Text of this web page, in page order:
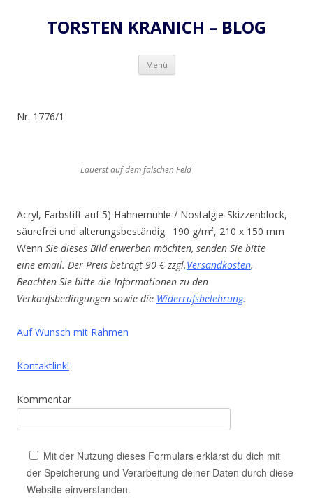
TORSTEN KRANICH – BLOG
Menü Zum
springen
Nr. 1776/1
Lauerst auf dem falschen Feld
Acryl, Farbstift auf 5) Hahnemühle / Nostalgie-Skizzenblock,
säurefrei und alterungsbeständig. 190 g/m², 210 x 150 mm
Wenn Sie dieses Bild erwerben möchten, senden Sie bitte
eine email. Der Preis beträgt 90 € zzgl.Versandkosten.
Beachten Sie bitte die Informationen zu den
Verkaufsbedingungen sowie die Widerrufsbelehrung.
Auf Wunsch mit Rahmen
Kontaktlink!
Kommentar
Mit der Nutzung dieses Formulars erklärst du dich mit
der Speicherung und Verarbeitung deiner Daten durch diese
Website einverstanden.